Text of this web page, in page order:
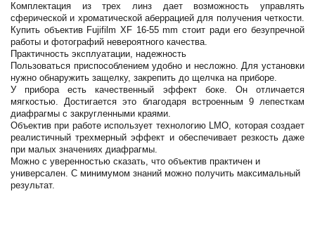
Комплектация из трех линз дает возможность управлять
сферической и хроматической аберрацией для получения четкости.
Купить объектив Fujifilm XF 16-55 mm стоит ради его безупречной
работы и фотографий невероятного качества.
Практичность эксплуатации, надежность
Пользоваться приспособлением удобно и несложно. Для установки
нужно обнаружить защелку, закрепить до щелчка на приборе.
У прибора есть качественный эффект боке. Он отличается
мягкостью. Достигается это благодаря встроенным 9 лепесткам
диафрагмы с закругленными краями.
Объектив при работе использует технологию LMO, которая создает
реалистичный трехмерный эффект и обеспечивает резкость даже
при малых значениях диафрагмы.
Можно с уверенностью сказать, что объектив практичен и
универсален. С минимумом знаний можно получить максимальный
результат.